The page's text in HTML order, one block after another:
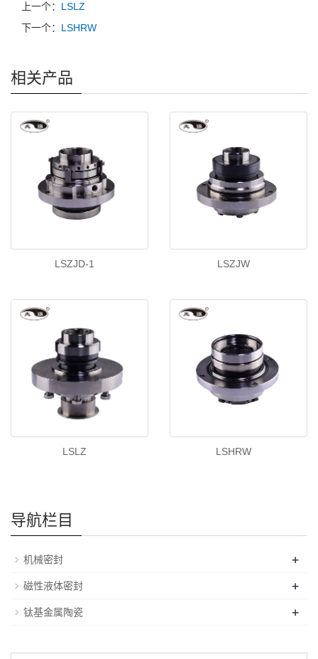
上一个： LSLZ
下一个： LSHRW
相关产品
LSZJD-1 LSZJW
LSLZ LSHRW
导航栏目
机械密封 +
磁性液体密封 +
钛基金属陶瓷 +